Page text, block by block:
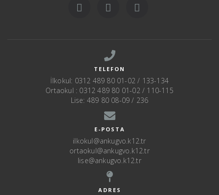
TELEFON
İlkokul: 0312 489 80 01-02 / 133-134
Ortaokul : 0312 489 80 01-02 / 110-115
Lise: 489 80 08-09 / 236
E-POSTA
ilkokul@ankugvo.k12.tr
ortaokul@ankugvo.k12.tr
lise@ankugvo.k12.tr
ADRES